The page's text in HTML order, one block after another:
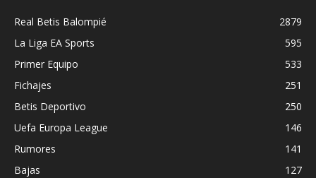
Real Betis Balompié
2879
La Liga EA Sports
595
Primer Equipo
533
Fichajes
251
Betis Deportivo
250
Uefa Europa League
146
Rumores
141
Bajas
127